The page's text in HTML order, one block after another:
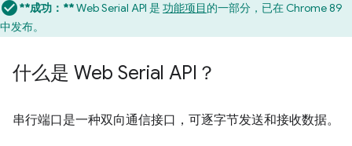
**成功：**Web Serial API 是 功能项目的一部分，已在 Chrome 89
中发布。
什么是 Web Serial API？
串行端口是一种双向通信接口，可逐字节发送和接收数据。